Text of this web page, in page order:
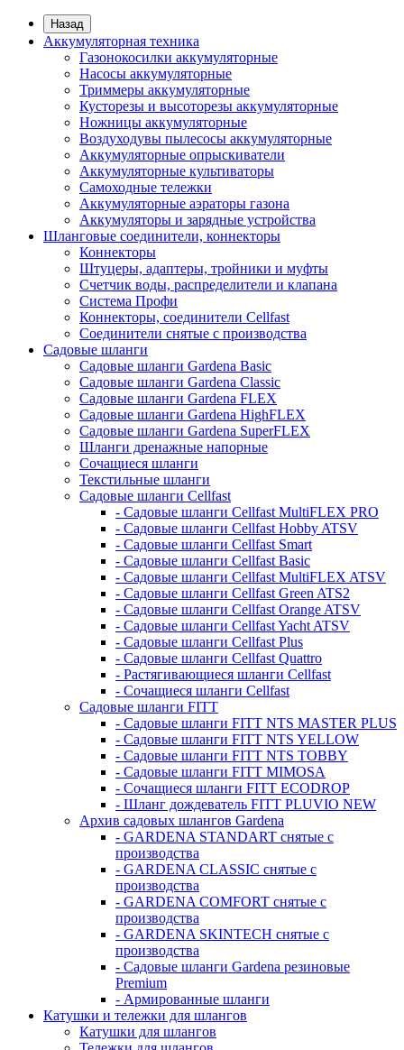
Назад
Аккумуляторная техника
Газонокосилки аккумуляторные
Насосы аккумуляторные
Триммеры аккумуляторные
Кусторезы и высоторезы аккумуляторные
Ножницы аккумуляторные
Воздуходувы пылесосы аккумуляторные
Аккумуляторные опрыскиватели
Аккумуляторные культиваторы
Самоходные тележки
Аккумуляторные аэраторы газона
Аккумуляторы и зарядные устройства
Шланговые соединители, коннекторы
Коннекторы
Штуцеры, адаптеры, тройники и муфты
Счетчик воды, распределители и клапана
Система Профи
Коннекторы, соединители Cellfast
Соединители снятые с производства
Садовые шланги
Садовые шланги Gardena Basic
Садовые шланги Gardena Classic
Садовые шланги Gardena FLEX
Садовые шланги Gardena HighFLEX
Садовые шланги Gardena SuperFLEX
Шланги дренажные напорные
Сочащиеся шланги
Текстильные шланги
Садовые шланги Cellfast
- Садовые шланги Cellfast MultiFLEX PRO
- Садовые шланги Cellfast Hobby ATSV
- Садовые шланги Cellfast Smart
- Садовые шланги Cellfast Basic
- Садовые шланги Cellfast MultiFLEX ATSV
- Садовые шланги Cellfast Green ATS2
- Садовые шланги Cellfast Orange ATSV
- Садовые шланги Cellfast Yacht ATSV
- Садовые шланги Cellfast Plus
- Садовые шланги Cellfast Quattro
- Растягивающиеся шланги Cellfast
- Сочащиеся шланги Cellfast
Садовые шланги FITT
- Садовые шланги FITT NTS MASTER PLUS
- Садовые шланги FITT NTS YELLOW
- Садовые шланги FITT NTS TOBBY
- Садовые шланги FITT MIMOSA
- Сочащиеся шланги FITT ECODROP
- Шланг дождеватель FITT PLUVIO NEW
Архив садовых шлангов Gardena
- GARDENA STANDART снятые с
производства
- GARDENA CLASSIC снятые с
производства
- GARDENA COMFORT снятые с
производства
- GARDENA SKINTECH снятые с
производства
- Садовые шланги Gardena резиновые
Premium
- Армированные шланги
Катушки и тележки для шлангов
Катушки для шлангов